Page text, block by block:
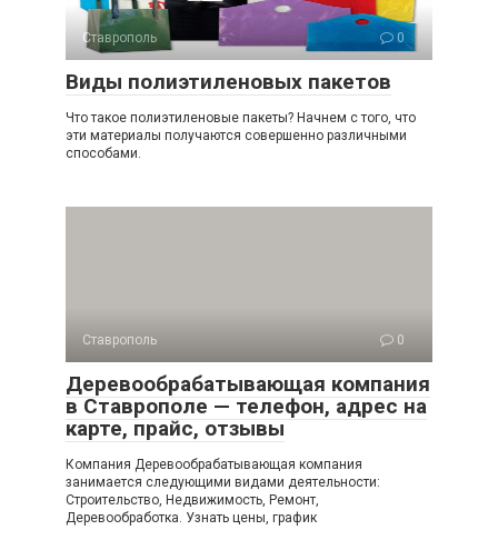
Ставрополь 0
Виды полиэтиленовых пакетов
Что такое полиэтиленовые пакеты? Начнем с того, что
эти материалы получаются совершенно различными
способами.
Ставрополь 0
Деревообрабатывающая компания
в Ставрополе — телефон, адрес на
карте, прайс, отзывы
Компания Деревообрабатывающая компания
занимается следующими видами деятельности:
Строительство, Недвижимость, Ремонт,
Деревообработка. Узнать цены, график